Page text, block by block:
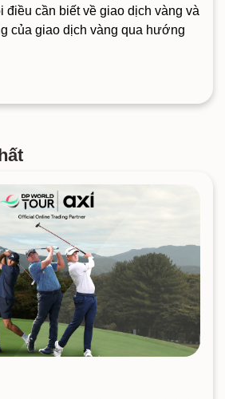
điều cần biết về giao dịch vàng và
của giao dịch vàng qua hướng